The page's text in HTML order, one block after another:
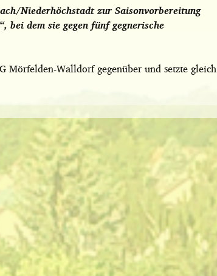
Niederhöchstadt zur Saisonvorbereitung
dem sie gegen fünf gegnerische
Mörfelden-Walldorf gegenüber und setzte gleich